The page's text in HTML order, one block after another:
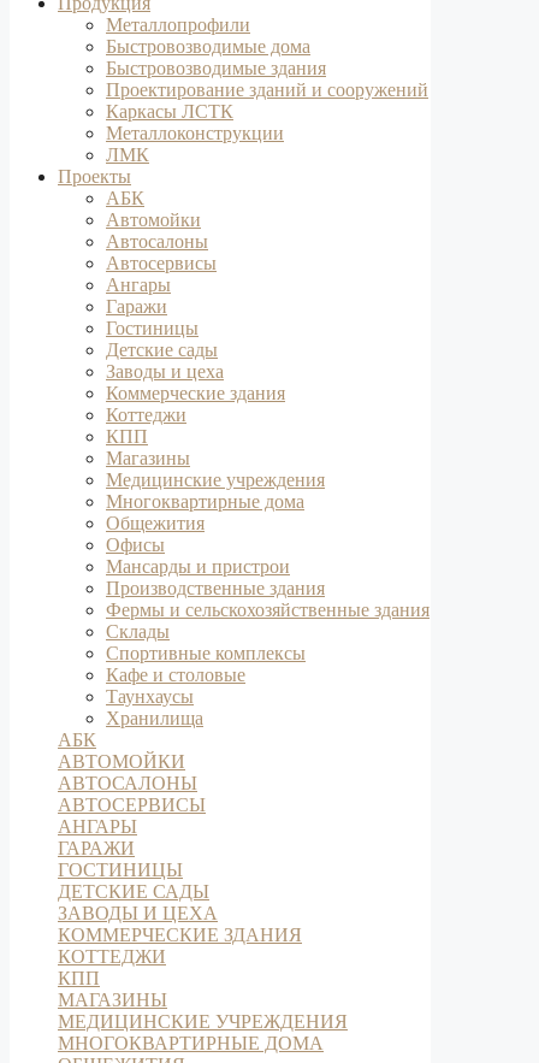
Металлопрофили
Быстровозводимые дома
Быстровозводимые здания
Проектирование зданий и сооружений
Каркасы ЛСТК
Металлоконструкции
ЛМК
Проекты
АБК
Автомойки
Автосалоны
Автосервисы
Ангары
Гаражи
Гостиницы
Детские сады
Заводы и цеха
Коммерческие здания
Коттеджи
КПП
Магазины
Медицинские учреждения
Многоквартирные дома
Общежития
Офисы
Мансарды и пристрои
Производственные здания
Фермы и сельскохозяйственные здания
Склады
Спортивные комплексы
Кафе и столовые
Таунхаусы
Хранилища
АБК
АВТОМОЙКИ
АВТОСАЛОНЫ
АВТОСЕРВИСЫ
АНГАРЫ
ГАРАЖИ
ГОСТИНИЦЫ
ДЕТСКИЕ САДЫ
ЗАВОДЫ И ЦЕХА
КОММЕРЧЕСКИЕ ЗДАНИЯ
КОТТЕДЖИ
КПП
МАГАЗИНЫ
МЕДИЦИНСКИЕ УЧРЕЖДЕНИЯ
МНОГОКВАРТИРНЫЕ ДОМА